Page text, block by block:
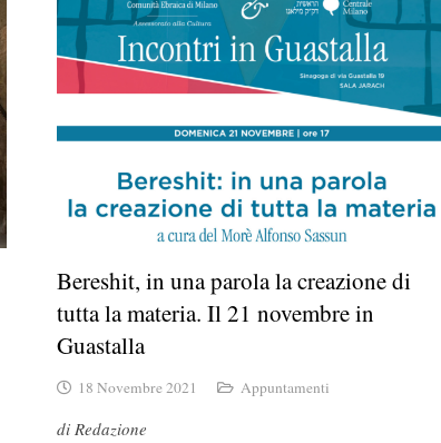
Bereshit, in una parola la creazione di
tutta la materia. Il 21 novembre in
Guastalla
18 Novembre 2021 Appuntamenti
di Redazione